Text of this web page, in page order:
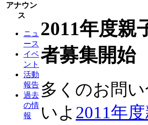
アナウン
ス
ニュ
ース
イベ
ント
活動
報告
過去
の情
報
2011年度親
者募集開始
多くのお問
いよ 2011年